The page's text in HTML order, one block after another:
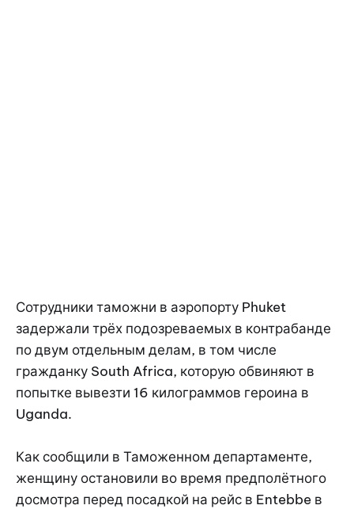
Сотрудники таможни в аэропорту Phuket
задержали трёх подозреваемых в контрабанде
по двум отдельным делам, в том числе
гражданку South Africa, которую обвиняют в
попытке вывезти 16 килограммов героина в
Uganda.
Как сообщили в Таможенном департаменте,
женщину остановили во время предполётного
досмотра перед посадкой на рейс в Entebbe в